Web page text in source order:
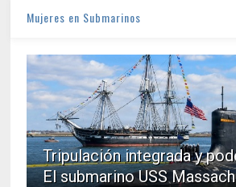
Mujeres en Submarinos
Tripulación integrada y
El submarino USS